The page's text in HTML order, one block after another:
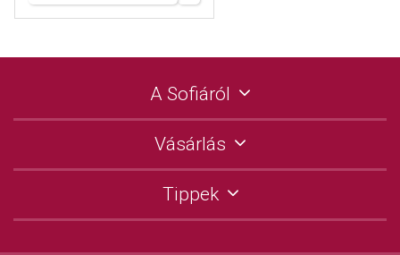
A Sofiáról
Vásárlás
Tippek